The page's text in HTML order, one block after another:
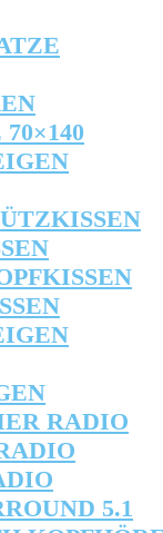
RADIO
5.1